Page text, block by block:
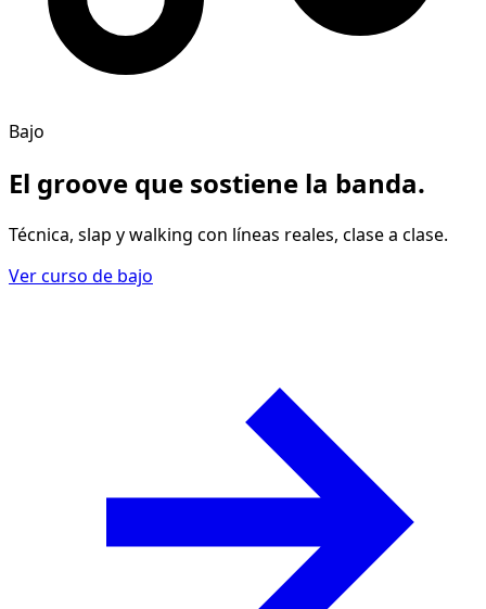
Bajo
El groove que sostiene la banda.
Técnica, slap y walking con líneas reales, clase a clase.
Ver curso de bajo